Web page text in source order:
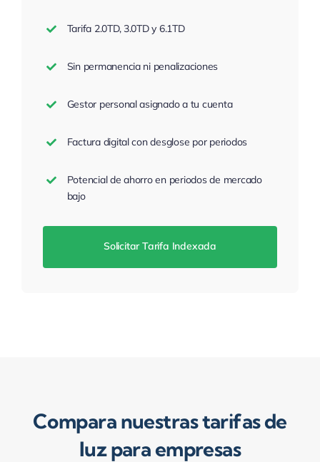
Tarifa 2.0TD, 3.0TD y 6.1TD
Sin permanencia ni penalizaciones
Gestor personal asignado a tu cuenta
Factura digital con desglose por periodos
Potencial de ahorro en periodos de mercado
bajo
Solicitar Tarifa Indexada
Compara nuestras tarifas de
luz para empresas